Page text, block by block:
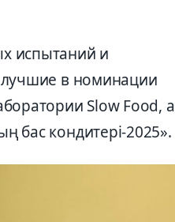
испытаний и
лучшие в номинации
Slow Food, а
бас кондитері-2025».